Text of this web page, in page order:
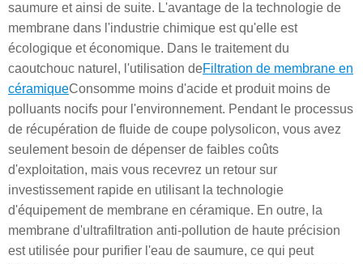
saumure et ainsi de suite. L'avantage de la technologie de
membrane dans l'industrie chimique est qu'elle est
écologique et économique. Dans le traitement du
caoutchouc naturel, l'utilisation deFiltration de membrane en
céramiqueConsomme moins d'acide et produit moins de
polluants nocifs pour l'environnement. Pendant le processus
de récupération de fluide de coupe polysolicon, vous avez
seulement besoin de dépenser de faibles coûts
d'exploitation, mais vous recevrez un retour sur
investissement rapide en utilisant la technologie
d'équipement de membrane en céramique. En outre, la
membrane d'ultrafiltration anti-pollution de haute précision
est utilisée pour purifier l'eau de saumure, ce qui peut